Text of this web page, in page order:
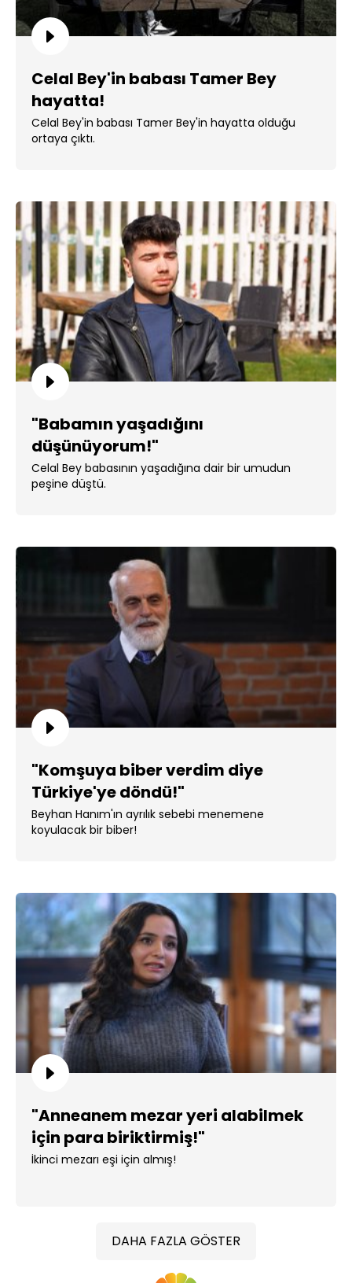
Celal Bey'in babası Tamer Bey
hayatta!
Celal Bey'in babası Tamer Bey'in hayatta olduğu
ortaya çıktı.
"Babamın yaşadığını
düşünüyorum!"
Celal Bey babasının yaşadığına dair bir umudun
peşine düştü.
"Komşuya biber verdim diye
Türkiye'ye döndü!"
Beyhan Hanım'ın ayrılık sebebi menemene
koyulacak bir biber!
"Anneanem mezar yeri alabilmek
için para biriktirmiş!"
İkinci mezarı eşi için almış!
DAHA FAZLA GÖSTER